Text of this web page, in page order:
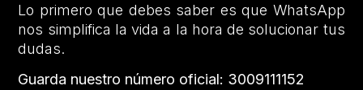
Lo primero que debes saber es que WhatsApp
nos simplifica la vida a la hora de solucionar tus
dudas.
Guarda nuestro número oficial: 3009111152